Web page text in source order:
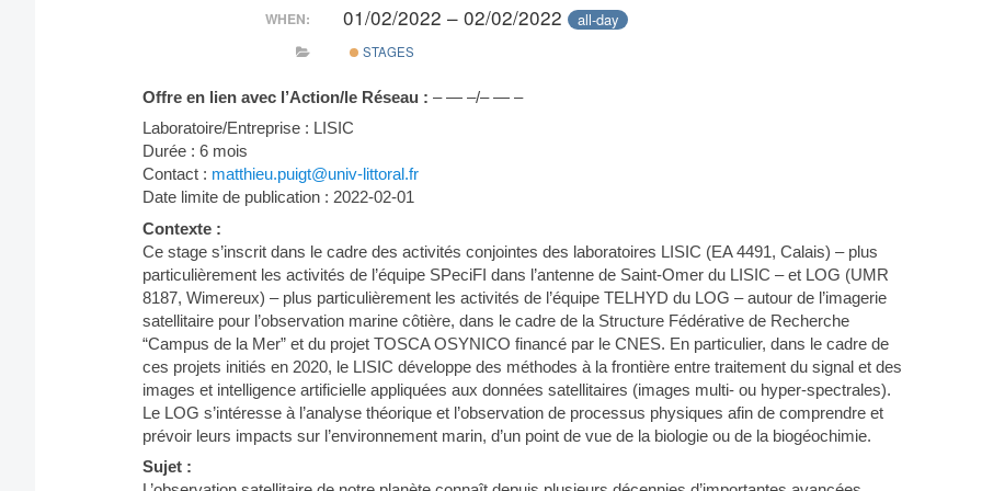
WHEN: 01/02/2022 – 02/02/2022 all-day
STAGES
Offre en lien avec l’Action/le Réseau : – — –/– — –
Laboratoire/Entreprise : LISIC
Durée : 6 mois
Contact : matthieu.puigt@univ-littoral.fr
Date limite de publication : 2022-02-01
Contexte :
Ce stage s’inscrit dans le cadre des activités conjointes des laboratoires LISIC (EA 4491, Calais) – plus
particulièrement les activités de l’équipe SPeciFI dans l’antenne de Saint-Omer du LISIC – et LOG (UMR
8187, Wimereux) – plus particulièrement les activités de l’équipe TELHYD du LOG – autour de l’imagerie
satellitaire pour l’observation marine côtière, dans le cadre de la Structure Fédérative de Recherche
“Campus de la Mer” et du projet TOSCA OSYNICO financé par le CNES. En particulier, dans le cadre de
ces projets initiés en 2020, le LISIC développe des méthodes à la frontière entre traitement du signal et des
images et intelligence artificielle appliquées aux données satellitaires (images multi- ou hyper-spectrales).
Le LOG s’intéresse à l’analyse théorique et l’observation de processus physiques afin de comprendre et
prévoir leurs impacts sur l’environnement marin, d’un point de vue de la biologie ou de la biogéochimie.
Sujet :